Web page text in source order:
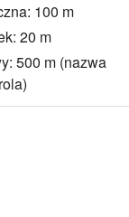
100 m
20 m
500 m (nazwa